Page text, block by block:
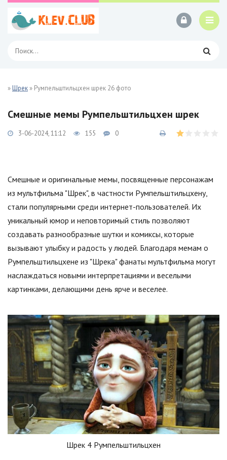
»Шрек » Румпельштильцхен шрек 26 фото
Смешные мемы Румпельштильцхен шрек
3-06-2024, 11:12 155 0
Смешные и оригинальные мемы, посвященные персонажам
из мультфильма "Шрек", в частности Румпельштильцхену,
стали популярными среди интернет-пользователей. Их
уникальный юмор и неповторимый стиль позволяют
создавать разнообразные шутки и комиксы, которые
вызывают улыбку и радость у людей. Благодаря мемам о
Румпельштильцхене из "Шрека" фанаты мультфильма могут
наслаждаться новыми интерпретациями и веселыми
картинками, делающими день ярче и веселее.
Шрек 4 Румпельштильцхен